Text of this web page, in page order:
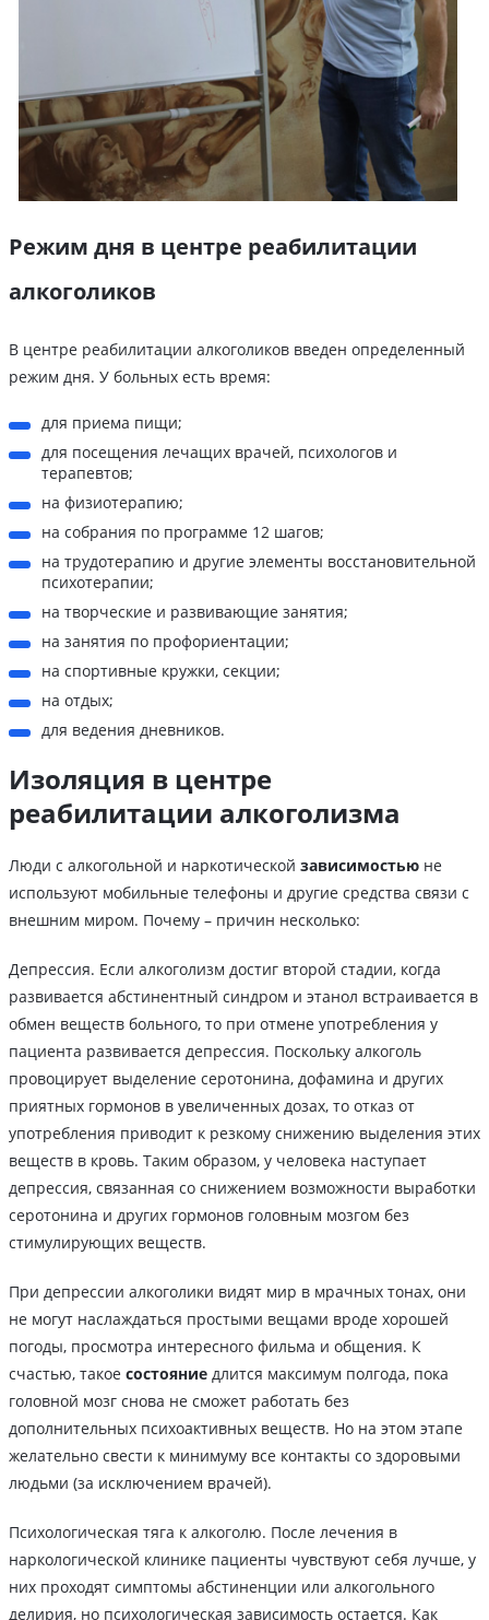
Режим дня в центре реабилитации
алкоголиков
В центре реабилитации алкоголиков введен определенный
режим дня. У больных есть время:
для приема пищи;
для посещения лечащих врачей, психологов и
терапевтов;
на физиотерапию;
на собрания по программе 12 шагов;
на трудотерапию и другие элементы восстановительной
психотерапии;
на творческие и развивающие занятия;
на занятия по профориентации;
на спортивные кружки, секции;
на отдых;
для ведения дневников.
Изоляция в центре
реабилитации алкоголизма
Люди с алкогольной и наркотической зависимостью не
используют мобильные телефоны и другие средства связи с
внешним миром. Почему – причин несколько:
Депрессия. Если алкоголизм достиг второй стадии, когда
развивается абстинентный синдром и этанол встраивается в
обмен веществ больного, то при отмене употребления у
пациента развивается депрессия. Поскольку алкоголь
провоцирует выделение серотонина, дофамина и других
приятных гормонов в увеличенных дозах, то отказ от
употребления приводит к резкому снижению выделения этих
веществ в кровь. Таким образом, у человека наступает
депрессия, связанная со снижением возможности выработки
серотонина и других гормонов головным мозгом без
стимулирующих веществ.
При депрессии алкоголики видят мир в мрачных тонах, они
не могут наслаждаться простыми вещами вроде хорошей
погоды, просмотра интересного фильма и общения. К
счастью, такое состояние длится максимум полгода, пока
головной мозг снова не сможет работать без
дополнительных психоактивных веществ. Но на этом этапе
желательно свести к минимуму все контакты со здоровыми
людьми (за исключением врачей).
Психологическая тяга к алкоголю. После лечения в
наркологической клинике пациенты чувствуют себя лучше, у
них проходят симптомы абстиненции или алкогольного
делирия, но психологическая зависимость остается. Как